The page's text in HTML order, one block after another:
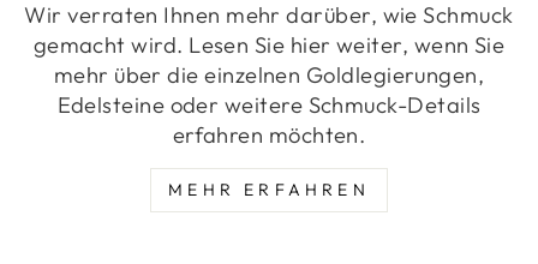
Wir verraten Ihnen mehr darüber, wie Schmuck
gemacht wird. Lesen Sie hier weiter, wenn Sie
mehr über die einzelnen Goldlegierungen,
Edelsteine oder weitere Schmuck-Details
erfahren möchten.
MEHR ERFAHREN